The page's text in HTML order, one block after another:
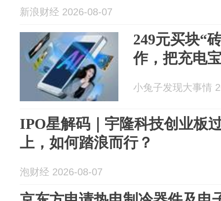
新浪财经 2026-08-07
249元买块“
作，把充电
小兔子发现大事情
IPO星解码｜宇隆科技创业板
上，如何踏浪而行？
泡财经 2026-08-07